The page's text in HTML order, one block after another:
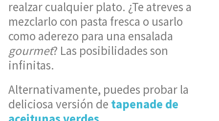
realzar cualquier plato. ¿Te atreves a
mezclarlo con pasta fresca o usarlo
como aderezo para una ensalada
gourmet? Las posibilidades son
infinitas.
Alternativamente, puedes probar la
deliciosa versión de tapenade de